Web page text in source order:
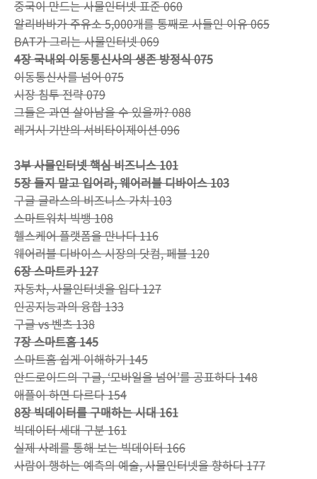
중국이 만드는 사물인터넷 표준 060
알리바바가 주유소 5,000개를 통째로 사들인 이유 065
BAT가 그리는 사물인터넷 069
4장 국내외 이동통신사의 생존 방정식 075
이동통신사를 넘어 075
시장 침투 전략 079
그들은 과연 살아남을 수 있을까? 088
레거시 기반의 서비타이제이션 096
3부 사물인터넷 핵심 비즈니스 101
5장 들지 말고 입어라, 웨어러블 디바이스 103
구글 글라스의 비즈니스 가치 103
스마트워치 빅뱅 108
헬스케어 플랫폼을 만나다 116
웨어러블 디바이스 시장의 닷컴, 페블 120
6장 스마트카 127
자동차, 사물인터넷을 입다 127
인공지능과의 융합 133
구글 vs 벤츠 138
7장 스마트홈 145
스마트홈 쉽게 이해하기 145
안드로이드의 구글, ‘모바일을 넘어’를 공표하다 148
애플이 하면 다르다 154
8장 빅데이터를 구매하는 시대 161
빅데이터 세대 구분 161
실제 사례를 통해 보는 빅데이터 166
사람이 행하는 예측의 예술, 사물인터넷을 향하다 177